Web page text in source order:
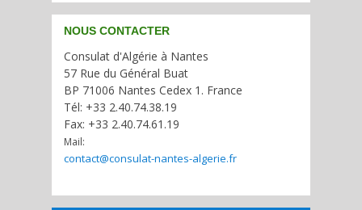
NOUS CONTACTER
Consulat d'Algérie à Nantes
57 Rue du Général Buat
BP 71006 Nantes Cedex 1. France
Tél: +33 2.40.74.38.19
Fax: +33 2.40.74.61.19
Mail:
contact@consulat-nantes-algerie.fr